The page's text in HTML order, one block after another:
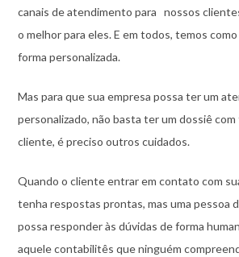
canais de atendimento para nossos
o melhor para eles. E em todos, temos
forma personalizada.
Mas para que sua empresa possa ter um
personalizado, não basta ter um dossiê com
cliente, é preciso outros cuidados.
Quando o cliente entrar em contato com
tenha respostas prontas, mas uma pessoa
possa responder às dúvidas de forma
aquele contabilitês que ninguém